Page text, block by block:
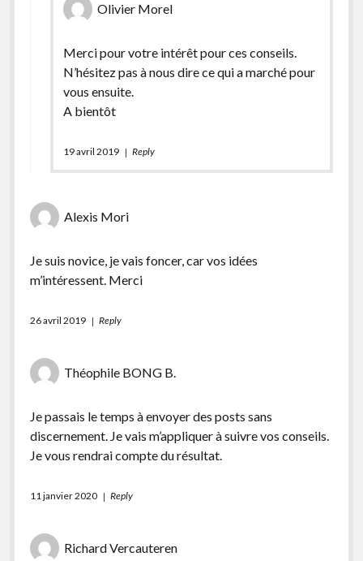
Olivier Morel
Merci pour votre intérêt pour ces conseils.
N’hésitez pas à nous dire ce qui a marché pour
vous ensuite.
A bientôt
19 avril 2019 Reply
Alexis Mori
Je suis novice, je vais foncer, car vos idées
m’intéressent. Merci
26 avril 2019 Reply
Théophile BONG B.
Je passais le temps à envoyer des posts sans
discernement. Je vais m’appliquer à suivre vos conseils.
Je vous rendrai compte du résultat.
11 janvier 2020 Reply
Richard Vercauteren